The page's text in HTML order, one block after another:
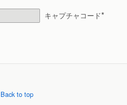
キャプチャコード*
Back to top